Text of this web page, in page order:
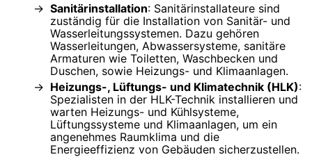
Sanitärinstallation: Sanitärinstallateure sind
zuständig für die Installation von Sanitär- und
Wasserleitungssystemen. Dazu gehören
Wasserleitungen, Abwassersysteme, sanitäre
Armaturen wie Toiletten, Waschbecken und
Duschen, sowie Heizungs- und Klimaanlagen.
Heizungs-, Lüftungs- und Klimatechnik (HLK):
Spezialisten in der HLK-Technik installieren und
warten Heizungs- und Kühlsysteme,
Lüftungssysteme und Klimaanlagen, um ein
angenehmes Raumklima und die
Energieeffizienz von Gebäuden sicherzustellen.